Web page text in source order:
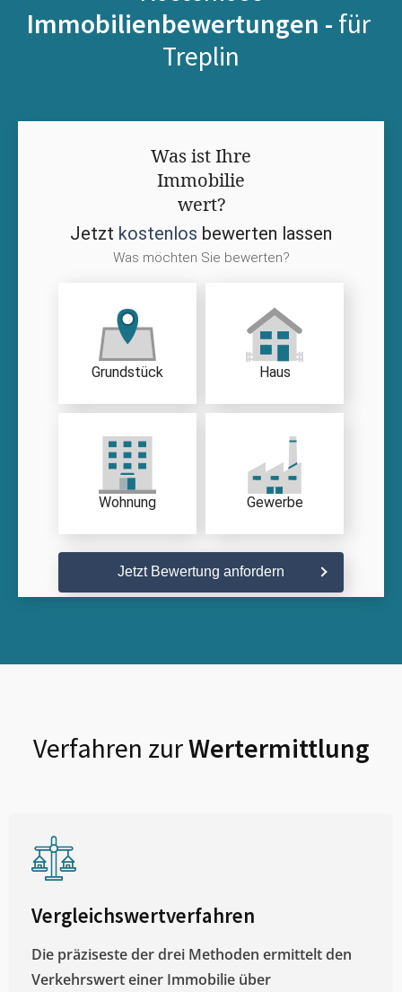
Immobilienbewertungen - für
Treplin
Was ist Ihre
Immobilie
wert?
Jetzt kostenlos bewerten lassen
Was möchten Sie bewerten?
Grundstück Haus
Wohnung Gewerbe
Jetzt Bewertung anfordern
Verfahren zurWertermittlung
Vergleichswertverfahren
Die präziseste der drei Methoden ermittelt den
Verkehrswert einer Immobilie über